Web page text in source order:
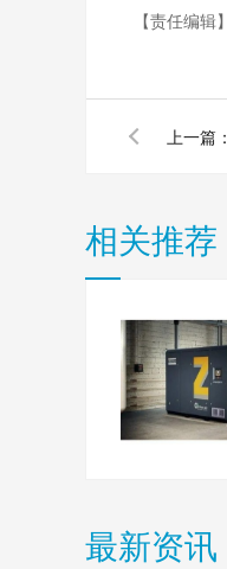
【责任编辑】
上一篇：
相关推荐
最新资讯